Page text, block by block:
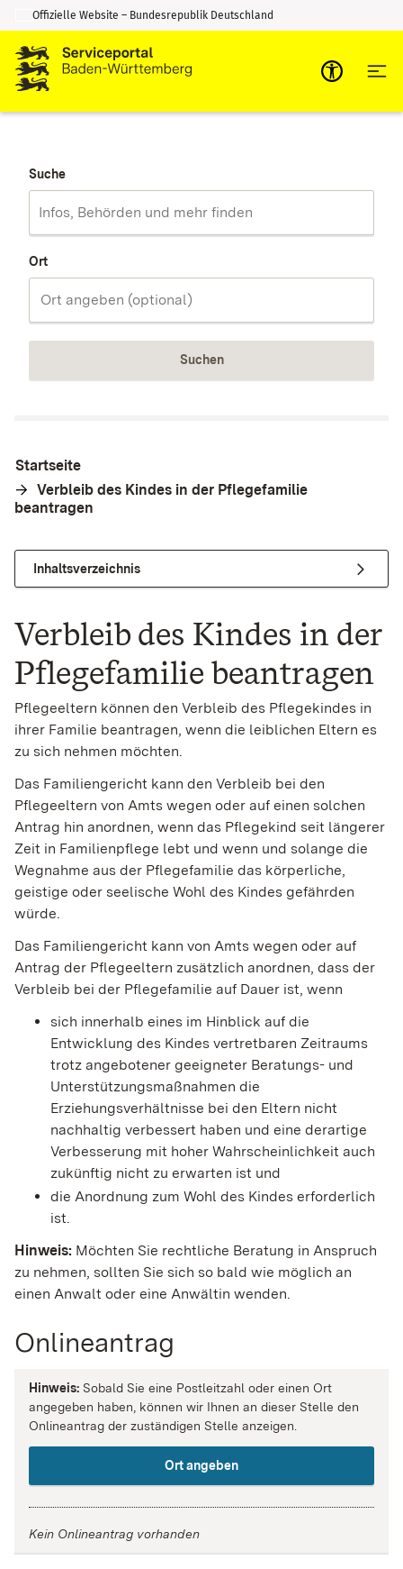
Zum Inhalt springen
Zur Suche springen
Offizielle Website – Bundesrepublik Deutschland
Suche
Ort
Suchen
Startseite
Verbleib des Kindes in der Pflegefamilie
beantragen
Inhaltsverzeichnis
Verbleib des Kindes in der
Pflegefamilie beantragen
Pflegeeltern können den Verbleib des Pflegekindes in
ihrer Familie beantragen, wenn die leiblichen Eltern es
zu sich nehmen möchten.
Das Familiengericht kann den Verbleib bei den
Pflegeeltern von Amts wegen oder auf einen solchen
Antrag hin anordnen, wenn das Pflegekind seit längerer
Zeit in Familienpflege lebt und wenn und solange die
Wegnahme aus der Pflegefamilie das körperliche,
geistige oder seelische Wohl des Kindes gefährden
würde.
Das Familiengericht kann von Amts wegen oder auf
Antrag der Pflegeeltern zusätzlich anordnen, dass der
Verbleib bei der Pflegefamilie auf Dauer ist, wenn
sich innerhalb eines im Hinblick auf die
Entwicklung des Kindes vertretbaren Zeitraums
trotz angebotener geeigneter Beratungs- und
Unterstützungsmaßnahmen die
Erziehungsverhältnisse bei den Eltern nicht
nachhaltig verbessert haben und eine derartige
Verbesserung mit hoher Wahrscheinlichkeit auch
zukünftig nicht zu erwarten ist und
die Anordnung zum Wohl des Kindes erforderlich
ist.
Hinweis: Möchten Sie rechtliche Beratung in Anspruch
zu nehmen, sollten Sie sich so bald wie möglich an
einen Anwalt oder eine Anwältin wenden.
Onlineantrag
Hinweis: Sobald Sie eine Postleitzahl oder einen Ort
angegeben haben, können wir Ihnen an dieser Stelle den
Onlineantrag der zuständigen Stelle anzeigen.
Ort angeben
Kein Onlineantrag vorhanden